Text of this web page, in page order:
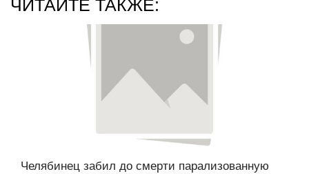
ЧИТАЙТЕ ТАКЖЕ:
Челябинец забил до смерти парализованную